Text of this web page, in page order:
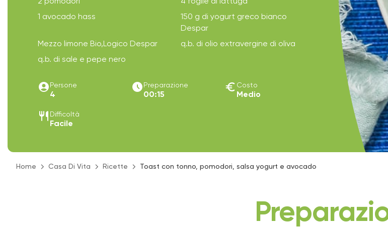
1 avocado hass
150 g di yogurt greco bianco
Despar
Mezzo limone Bio,Logico Despar
q.b. di olio extravergine di oliva
q.b. di sale e pepe nero
account_circle Persone
4
access_time_filled Preparazione
00:15
euro Costo
Medio
restaurant Difficoltà
Facile
Home Casa Di Vita Ricette Toast con tonno, pomodori, salsa yogurt e avocado